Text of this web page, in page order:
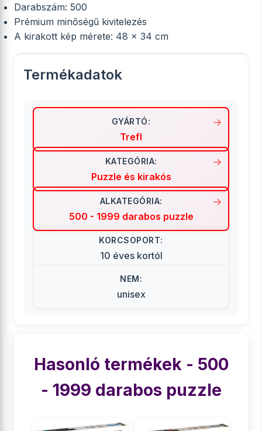
Darabszám: 500
Prémium minőségű kivitelezés
A kirakott kép mérete: 48 x 34 cm
Termékadatok
GYÁRTÓ:
Trefl
KATEGÓRIA:
Puzzle és kirakós
ALKATEGÓRIA:
500 - 1999 darabos puzzle
KORCSOPORT:
10 éves kortól
NEM:
unisex
Hasonló termékek - 500
- 1999 darabos puzzle